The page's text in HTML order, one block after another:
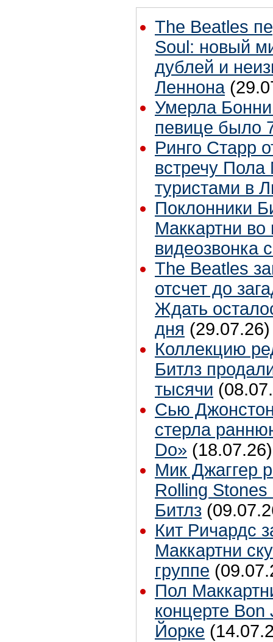
The Beatles
Soul: новый
дублей и
Леннона
Умерла
певице было
Ринго Старр
встречу Пола
туристами в
Поклонники
Маккартни во
видеозвонка
The Beatles
отсчет до
Ждать
дня (29.07.26)
Коллекцию
Битлз
тысячи
Сью
стерла
Do» (18.07.26)
Мик Джаггер
Rolling Stones
Битлз
Кит Ричардс
Маккартни
группе
Пол
концерте
Йорке